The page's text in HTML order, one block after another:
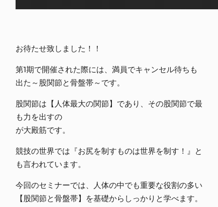
お待たせ致しました！！
第1期で開催された際には、満員でキャンセル待ちも
出た ～股関節と骨盤帯～です。
股関節は【人体最大の関節】であり、その股関節で最
も力 を出すの
が大殿筋です。
競技の世界では『お尻を制すものは世界を制す！』と
も言われています。
今回のセミナーでは、人体の中でも重要な役割の多い
【股関節と骨盤帯】を基礎からしっかりと学べます。